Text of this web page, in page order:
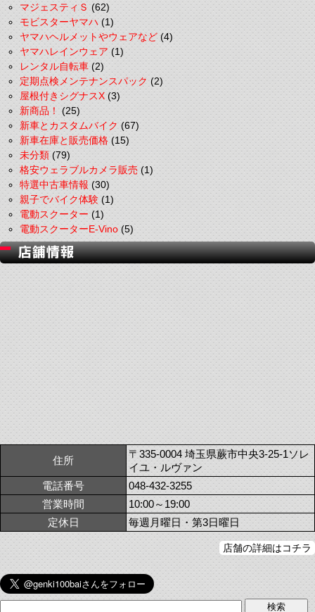
マジェスティＳ(62)
モビスターヤマハ(1)
ヤマハヘルメットやウェアなど(4)
ヤマハレインウェア(1)
レンタル自転車(2)
定期点検メンテナンスパック(2)
屋根付きシグナスX(3)
新商品！(25)
新車とカスタムバイク(67)
新車在庫と販売価格(15)
未分類(79)
格安ウェラブルカメラ販売(1)
特選中古車情報(30)
親子でバイク体験(1)
電動スクーター(1)
電動スクーターE-Vino(5)
住所
〒335-0004 埼玉県蕨市中央3-25-1ソレ
イユ・ルヴァン
電話番号
048-432-3255
営業時間
10:00～19:00
定休日
毎週月曜日・第3日曜日
店舗の詳細はコチラ